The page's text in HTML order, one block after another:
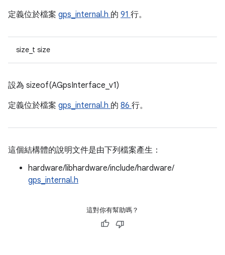
定義位於檔案 gps_internal.h 的 91 行。
size_t size
設為 sizeof(AGpsInterface_v1)
定義位於檔案 gps_internal.h 的 86 行。
這個結構體的說明文件是由下列檔案產生：
hardware/libhardware/include/hardware/
gps_internal.h
這對你有幫助嗎？